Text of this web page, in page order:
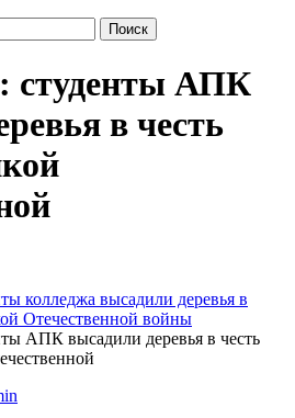
студенты АПК
в честь
колледжа высадили деревья в
Отечественной войны
АПК высадили деревья в честь